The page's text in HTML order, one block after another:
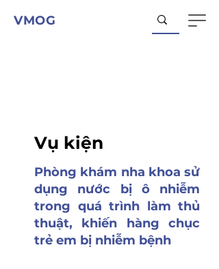
VMOG
Vụ kiện
Phòng khám nha khoa sử
dụng nước bị ô nhiễm
trong quá trình làm thủ
thuật, khiến hàng chục
trẻ em bị nhiễm bệnh